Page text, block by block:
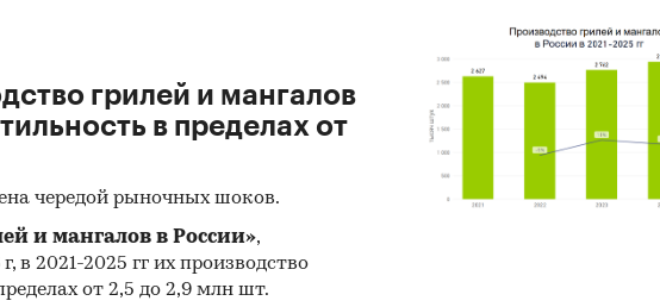
грилей и мангалов
в пределах от
чередой рыночных шоков.
и мангалов в России»,
в 2021-2025 гг их производство
от 2,5 до 2,9 млн шт.